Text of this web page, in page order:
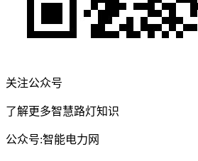
关注公众号
了解更多智慧路灯知识
公众号:智能电力网